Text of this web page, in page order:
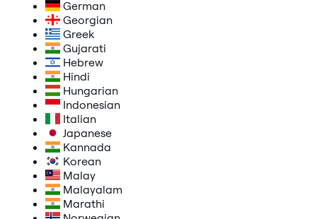
German
Georgian
Greek
Gujarati
Hebrew
Hindi
Hungarian
Indonesian
Italian
Japanese
Kannada
Korean
Malay
Malayalam
Marathi